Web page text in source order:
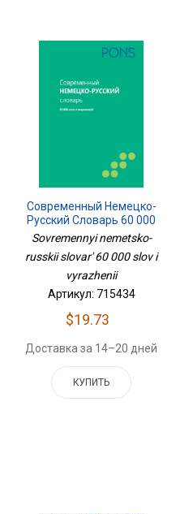
Современный Немецко-
Русский Словарь 60 000
Слов И Выражений
Sovremennyi nemetsko-
russkii slovar' 60 000 slov i
vyrazhenii
Артикул: 715434
$19.73
Доставка за 14–20 дней
КУПИТЬ